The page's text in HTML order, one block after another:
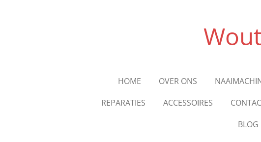
HOME OVER ONS
REPARATIES
ACCESSOIRES
BLOG